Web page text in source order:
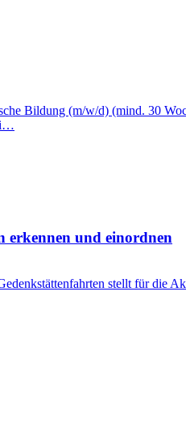
Bildung (m/w/d) (mind. 30
erkennen und einordnen
stellt für die